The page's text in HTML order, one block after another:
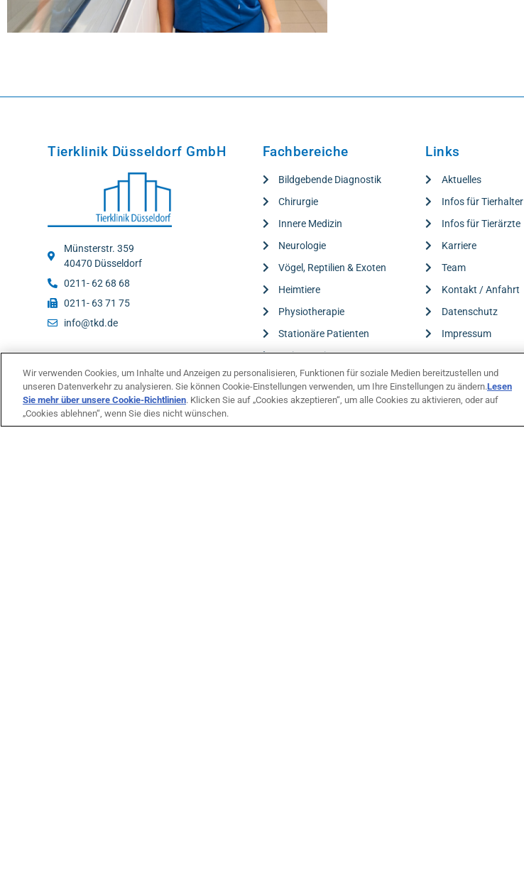
Tierklinik Düsseldorf GmbH
Münsterstr. 359
40470 Düsseldorf
0211- 62 68 68
0211- 63 71 75
info@tkd.de
Fachbereiche
Bildgebende Diagnostik
Chirurgie
Innere Medizin
Neurologie
Vögel, Reptilien & Exoten
Heimtiere
Physiotherapie
Stationäre Patienten
Weitere Leistungen
Links
Aktuelles
Infos für Tierhalter
Infos für Tierärzte
Karriere
Team
Kontakt / Anfahrt
Datenschutz
Impressum
Wir verwenden Cookies, um Inhalte und Anzeigen zu personalisieren, Funktionen für soziale Medien bereitzustellen und
unseren Datenverkehr zu analysieren. Sie können Cookie-Einstellungen verwenden, um Ihre Einstellungen zu ändern.Lesen
Sie mehr über unsere Cookie-Richtlinien(opens in a new tab)
. Klicken Sie auf „Cookies akzeptieren“, um alle Cookies zu aktivieren, oder auf
„Cookies ablehnen“, wenn Sie dies nicht wünschen.